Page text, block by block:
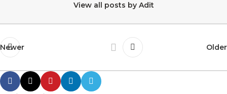
View all posts by Adit
Newer Older